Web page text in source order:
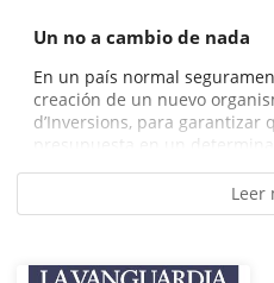
Un no a cambio de nada
En un país normal
creación de un nuevo
d’Inversions, para garantizar
presupuesta en un
Leer